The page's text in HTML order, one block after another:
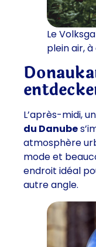
Le
plein air,
L’après-midi,
du Danube
atmosphère
mode et
endroit idéal
autre angle.